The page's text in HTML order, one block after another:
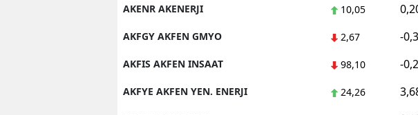
AKENR AKENERJI 10,05
AKFGY AKFEN GMYO 2,67 -
AKFIS AKFEN INSAAT 98,10 -
AKFYE AKFEN YEN. ENERJI 24,26